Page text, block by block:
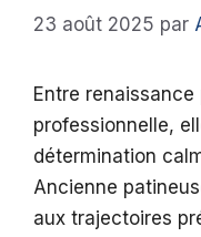
23 août 2025 par
Entre
professionnelle,
détermination
Ancienne
aux trajectoires